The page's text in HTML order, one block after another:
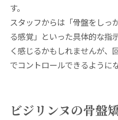
す。
スタッフからは「骨盤をしっ
る感覚」といった具体的な指
く感じるかもしれませんが、
でコントロールできるように
ビジリンヌの骨盤